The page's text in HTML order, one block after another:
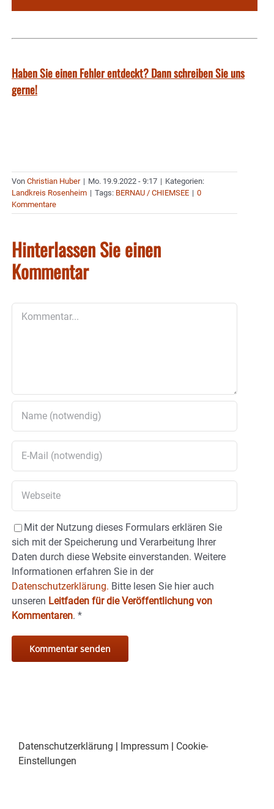
Haben Sie einen Fehler entdeckt? Dann schreiben Sie uns
gerne!
Von Christian Huber | Mo. 19.9.2022 - 9:17 | Kategorien:
Landkreis Rosenheim | Tags: BERNAU / CHIEMSEE | 0
Kommentare
Hinterlassen Sie einen
Kommentar
Mit der Nutzung dieses Formulars erklären Sie
sich mit der Speicherung und Verarbeitung Ihrer
Daten durch diese Website einverstanden. Weitere
Informationen erfahren Sie in der
Datenschutzerklärung. Bitte lesen Sie hier auch
unseren Leitfaden für die Veröffentlichung von
Kommentaren. *
Datenschutzerklärung | Impressum | Cookie-
Einstellungen